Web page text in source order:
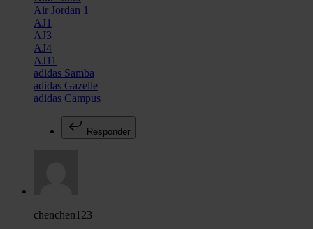
Air Jordan 1
AJ1
AJ3
AJ4
AJ11
adidas Samba
adidas Gazelle
adidas Campus
Responder
chenchen123